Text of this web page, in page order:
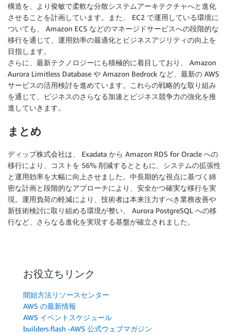
構造を、より俊敏で柔軟な分散システムアーキテクチャへと進化
させることを計画しています。また、 EC2 で運用している環境に
ついても、 Amazon ECS などのマネージドサービスへの段階的な
移行を通じて、運用効率の最適化とビジネスアジリティの向上を
目指します。
さらに、最新テクノロジーにも積極的に着目しており、 Amazon
Aurora Limitless Database や Amazon Bedrock など、最新の AWS
サービスの活用検討を進めています。これらの戦略的な取り組み
を通じて、ビジネスのさらなる加速とビジネス競争力の強化を推
進していきます。
まとめ
ディップ株式会社は、 Exadata から Amazon RDS for Oracle への
移行により、コストを 56% 削減するとともに、システムの拡張性
と運用効率を大幅に向上させました。中長期的な視点に基づく綿
密な計画と段階的なアプローチにより、安全かつ確実な移行を実
現。運用負荷の軽減により、技術者は本来注力すべき業務改善や
新技術検討に取り組める環境が整い、 Aurora PostgreSQL への移
行など、さらなる進化を実現する基盤が確立されました。
お役立ちリンク
開始方法リソースセンター
AWS の最新情報
AWS イベントスケジュール
builders.flash -AWS 公式ウェブマガジン